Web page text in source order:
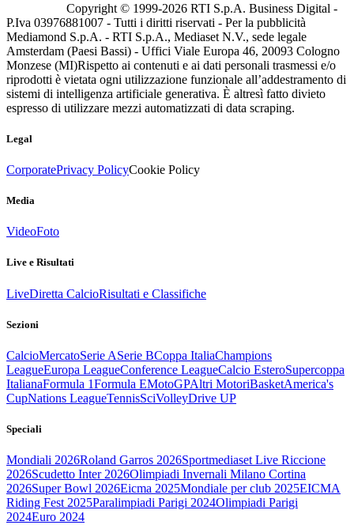
Copyright © 1999-2026 RTI S.p.A. Business Digital -
P.Iva 03976881007 - Tutti i diritti riservati - Per la pubblicità
Mediamond S.p.A. - RTI S.p.A., Mediaset N.V., sede legale
Amsterdam (Paesi Bassi) - Uffici Viale Europa 46, 20093 Cologno
Monzese (MI)Rispetto ai contenuti e ai dati personali trasmessi e/o
riprodotti è vietata ogni utilizzazione funzionale all’addestramento di
sistemi di intelligenza artificiale generativa. È altresì fatto divieto
espresso di utilizzare mezzi automatizzati di data scraping.
Legal
CorporatePrivacy PolicyCookie Policy
Media
VideoFoto
Live e Risultati
LiveDiretta CalcioRisultati e Classifiche
Sezioni
CalcioMercatoSerie ASerie BCoppa ItaliaChampions
LeagueEuropa LeagueConference LeagueCalcio EsteroSupercoppa
ItalianaFormula 1Formula EMotoGPAltri MotoriBasketAmerica's
CupNations LeagueTennisSciVolleyDrive UP
Speciali
Mondiali 2026Roland Garros 2026Sportmediaset Live Riccione
2026Scudetto Inter 2026Olimpiadi Invernali Milano Cortina
2026Super Bowl 2026Eicma 2025Mondiale per club 2025EICMA
Riding Fest 2025Paralimpiadi Parigi 2024Olimpiadi Parigi
2024Euro 2024